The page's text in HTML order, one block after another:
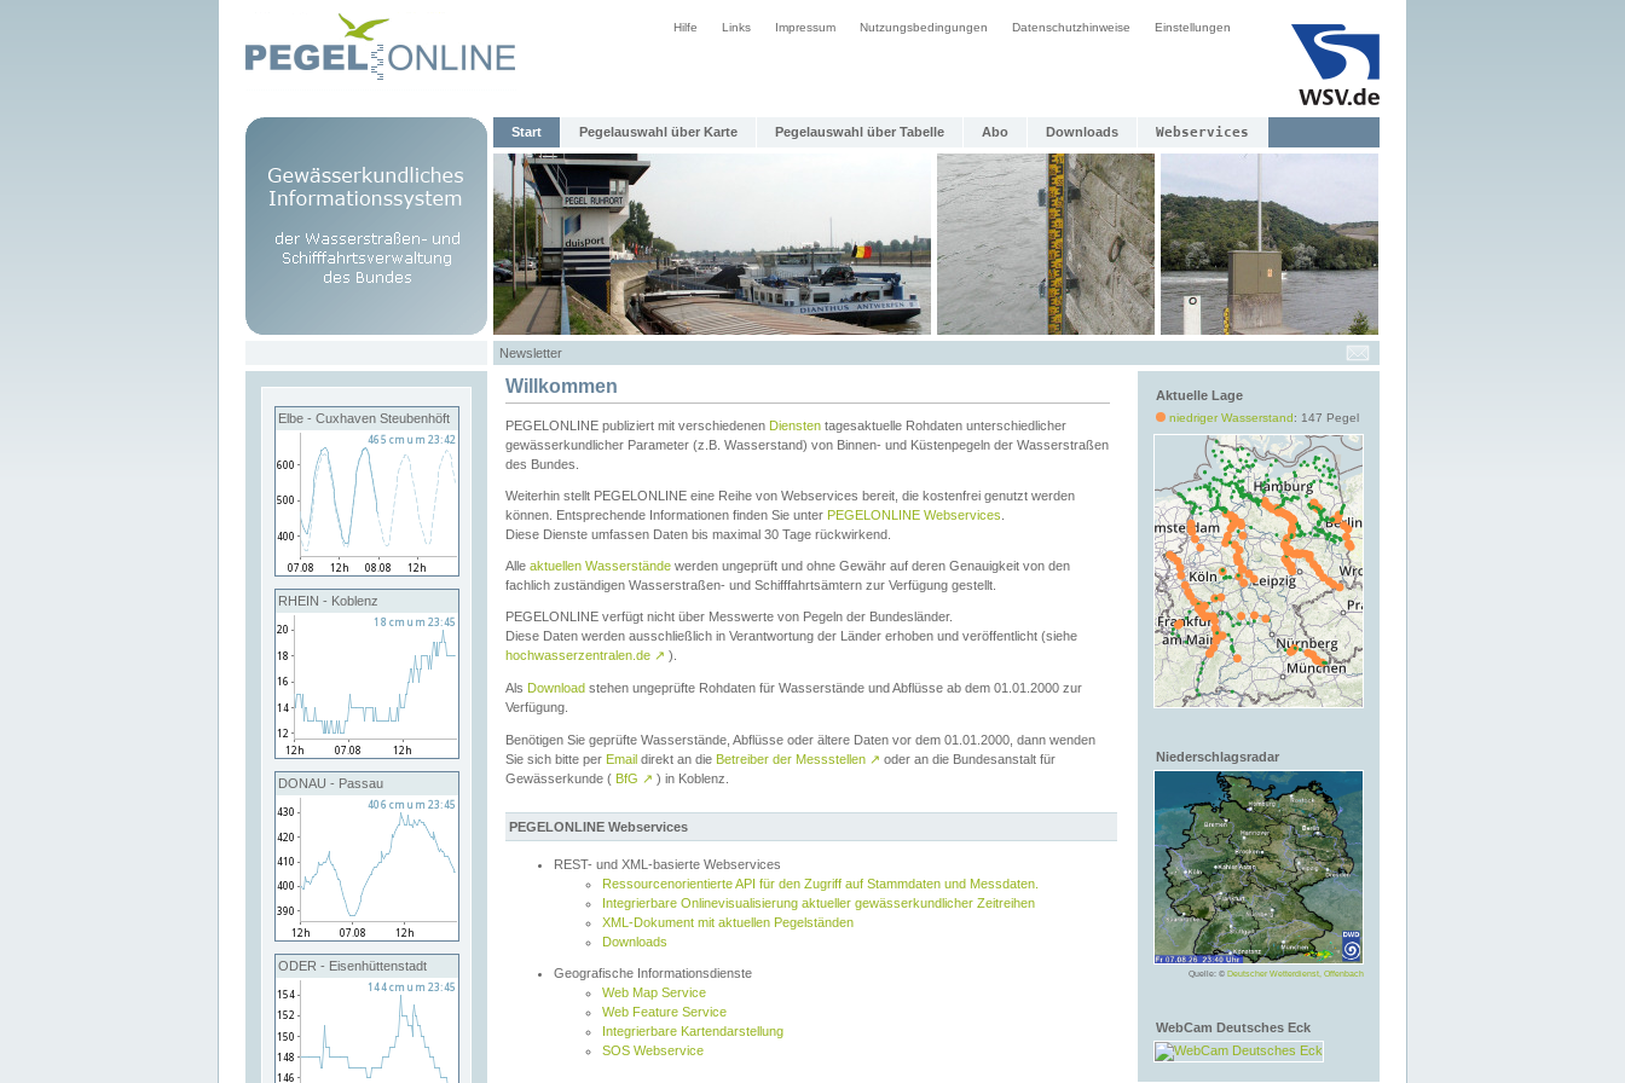
Hilfe Links Impressum Nutzungsbedingungen Datenschutzhinweise Einstellungen
Start Pegelauswahl über Karte Pegelauswahl über Tabelle Abo Downloads Webservices
Newsletter
Elbe - Cuxhaven Steubenhöft
RHEIN - Koblenz
DONAU - Passau
ODER - Eisenhüttenstadt
Aktuelle Lage
niedriger Wasserstand: 147 Pegel
Niederschlagsradar
Quelle: © Deutscher Wetterdienst, Offenbach
WebCam Deutsches Eck
Willkommen
PEGELONLINE publiziert mit verschiedenen Diensten tagesaktuelle Rohdaten unterschiedlicher
gewässerkundlicher Parameter (z.B. Wasserstand) von Binnen- und Küstenpegeln der Wasserstraßen
des Bundes.
Weiterhin stellt PEGELONLINE eine Reihe von Webservices bereit, die kostenfrei genutzt werden
können. Entsprechende Informationen finden Sie unter PEGELONLINE Webservices
Diese Dienste umfassen Daten bis maximal 30 Tage rückwirkend.
Alle aktuellen Wasserstände werden ungeprüft und ohne Gewähr auf deren Genauigkeit von den
fachlich zuständigen Wasserstraßen- und Schifffahrtsämtern zur Verfügung gestellt.
PEGELONLINE verfügt nicht über Messwerte von Pegeln der Bundesländer.
Diese Daten werden ausschließlich in Verantwortung der Länder erhoben und veröffentlicht (siehe
hochwasserzentralen.de ↗ ).
Als Download stehen ungeprüfte Rohdaten für Wasserstände und Abflüsse ab dem 01.01.2000 zur
Verfügung.
Benötigen Sie geprüfte Wasserstände, Abflüsse oder ältere Daten vor dem 01.01.2000, dann wenden
Sie sich bitte per Email direkt an die Betreiber der Messstellen ↗ oder an die Bundesanstalt für
Gewässerkunde ( BfG ↗ ) in Koblenz.
PEGELONLINE Webservices
REST- und XML-basierte Webservices
Ressourcenorientierte API für den Zugriff auf Stammdaten und Messdaten.
Integrierbare Onlinevisualisierung aktueller gewässerkundlicher Zeitreihen
XML-Dokument mit aktuellen Pegelständen
Downloads
Geografische Informationsdienste
Web Map Service
Web Feature Service
Integrierbare Kartendarstellung
SOS Webservice